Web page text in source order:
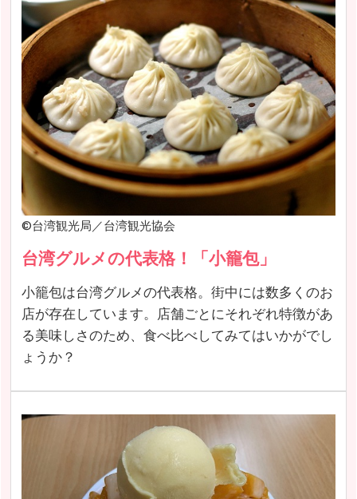
©台湾観光局／台湾観光協会
台湾グルメの代表格！「小籠包」
小籠包は台湾グルメの代表格。街中には数多くのお
店が存在しています。店舗ごとにそれぞれ特徴があ
る美味しさのため、食べ比べしてみてはいかがでし
ょうか？